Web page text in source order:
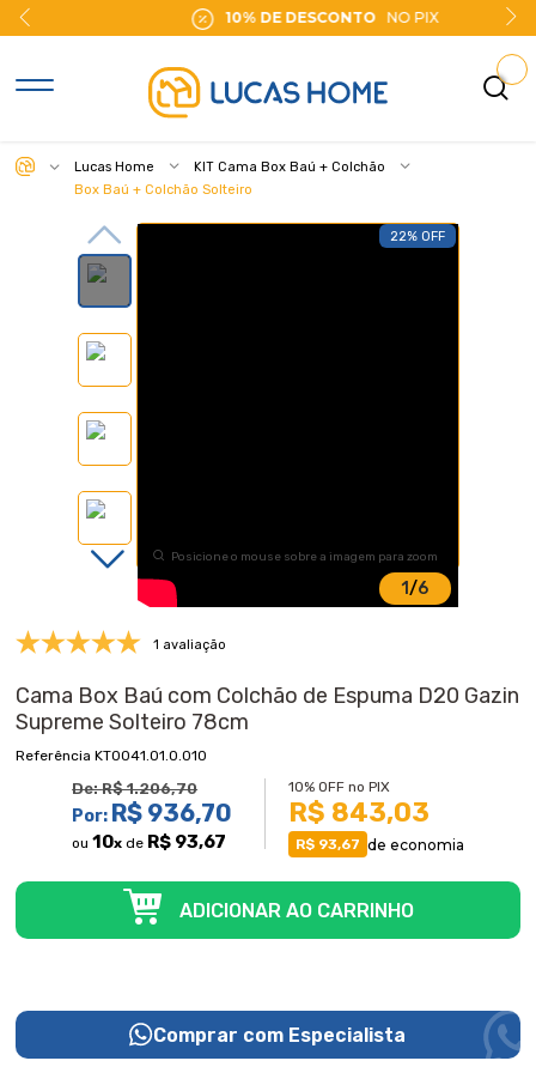
10% DE DESCONTONO PIX
Lucas Home
KIT Cama Box Baú + Colchão
Box Baú + Colchão Solteiro
22% OFF
1/6
Posicione o mouse sobre a imagem para zoom
1 avaliação
Cama Box Baú com Colchão de Espuma D20 Gazin
Supreme Solteiro 78cm
KT0041.01.0.010
De:R$ 1.206,70
Por: R$ 936,70
ou10x de R$ 93,67
10% OFF no PIX
R$ 843,03
R$ 93,67 de economia
Comprar com Especialista